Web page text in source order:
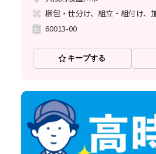
梱包・仕分け、組立・組付け、
60013-00
キープする